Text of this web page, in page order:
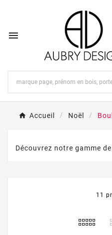

Accueil Noël
Découvrez notre gamme
11